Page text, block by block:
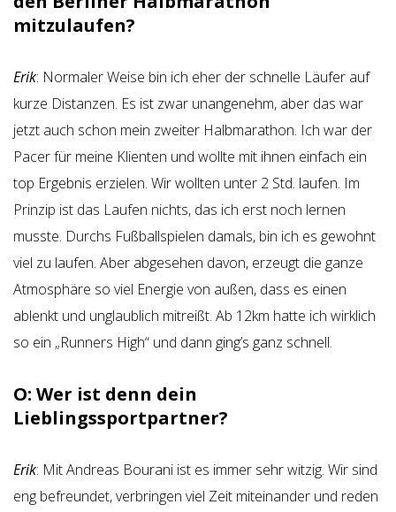
mitzulaufen?
Erik: Normaler Weise bin ich eher der schnelle Läufer auf
kurze Distanzen. Es ist zwar unangenehm, aber das war
jetzt auch schon mein zweiter Halbmarathon. Ich war der
Pacer für meine Klienten und wollte mit ihnen einfach ein
top Ergebnis erzielen. Wir wollten unter 2 Std. laufen. Im
Prinzip ist das Laufen nichts, das ich erst noch lernen
musste. Durchs Fußballspielen damals, bin ich es gewohnt
viel zu laufen. Aber abgesehen davon, erzeugt die ganze
Atmosphäre so viel Energie von außen, dass es einen
ablenkt und unglaublich mitreißt. Ab 12km hatte ich wirklich
so ein „Runners High“ und dann ging’s ganz schnell.
O: Wer ist denn dein
Lieblingssportpartner?
Erik: Mit Andreas Bourani ist es immer sehr witzig. Wir sind
eng befreundet, verbringen viel Zeit miteinander und reden